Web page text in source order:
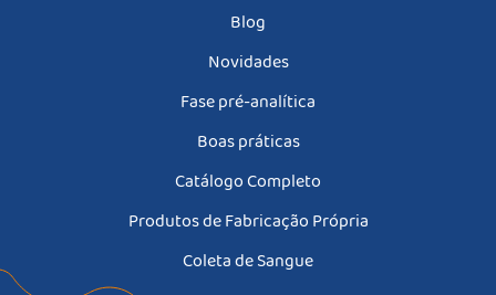
Blog
Novidades
Fase pré-analítica
Boas práticas
Catálogo Completo
Produtos de Fabricação Própria
Coleta de Sangue